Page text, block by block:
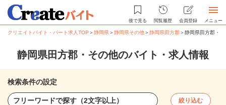
後で見る 閲覧履歴 会員登録 メニュー
クリエイトバイト・パート求人TOP ＞静岡県＞静岡県その他＞静岡県田方郡＞静岡県田方郡・
静岡県田方郡・その他のバイト・求人情報
検索条件の設定
絞り込む